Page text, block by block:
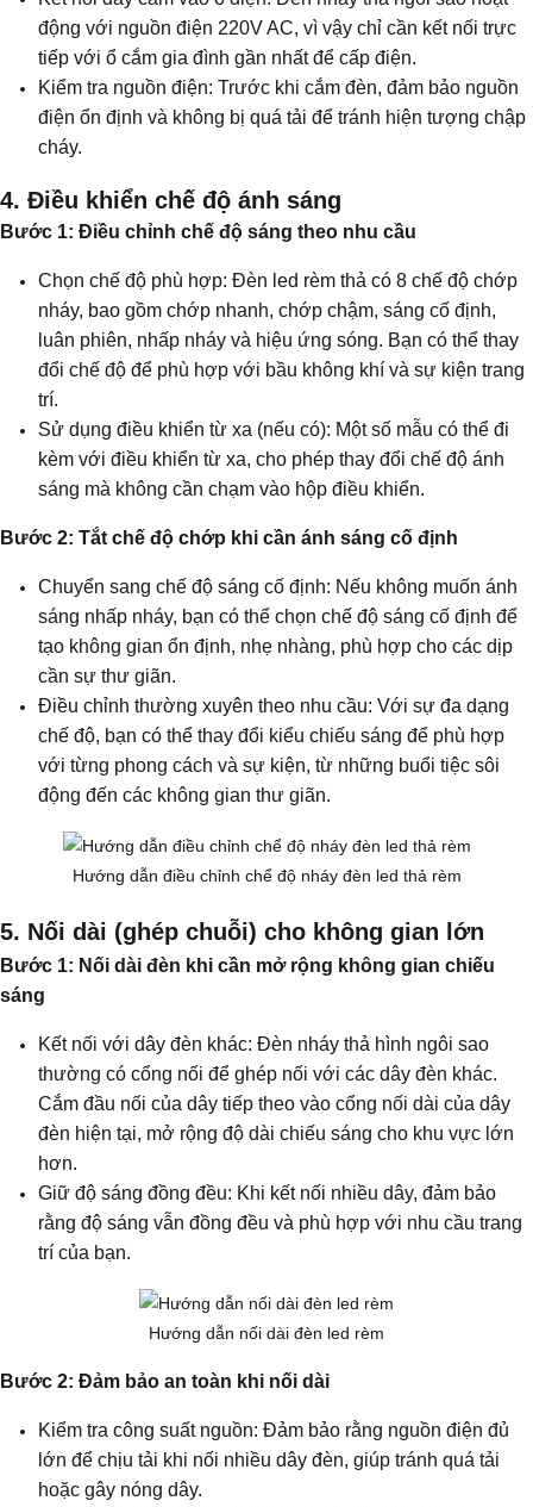
động với nguồn điện 220V AC, vì vậy chỉ cần kết nối trực
tiếp với ổ cắm gia đình gần nhất để cấp điện.
Kiểm tra nguồn điện: Trước khi cắm đèn, đảm bảo nguồn
điện ổn định và không bị quá tải để tránh hiện tượng chập
cháy.
4. Điều khiển chế độ ánh sáng
Bước 1: Điều chỉnh chế độ sáng theo nhu cầu
Chọn chế độ phù hợp: Đèn led rèm thả có 8 chế độ chớp
nháy, bao gồm chớp nhanh, chớp chậm, sáng cố định,
luân phiên, nhấp nháy và hiệu ứng sóng. Bạn có thể thay
đổi chế độ để phù hợp với bầu không khí và sự kiện trang
trí.
Sử dụng điều khiển từ xa (nếu có): Một số mẫu có thể đi
kèm với điều khiển từ xa, cho phép thay đổi chế độ ánh
sáng mà không cần chạm vào hộp điều khiển.
Bước 2: Tắt chế độ chớp khi cần ánh sáng cố định
Chuyển sang chế độ sáng cố định: Nếu không muốn ánh
sáng nhấp nháy, bạn có thể chọn chế độ sáng cố định để
tạo không gian ổn định, nhẹ nhàng, phù hợp cho các dịp
cần sự thư giãn.
Điều chỉnh thường xuyên theo nhu cầu: Với sự đa dạng
chế độ, bạn có thể thay đổi kiểu chiếu sáng để phù hợp
với từng phong cách và sự kiện, từ những buổi tiệc sôi
động đến các không gian thư giãn.
Hướng dẫn điều chỉnh chể độ nháy đèn led thả rèm
5. Nối dài (ghép chuỗi) cho không gian lớn
Bước 1: Nối dài đèn khi cần mở rộng không gian chiếu
sáng
Kết nối với dây đèn khác: Đèn nháy thả hình ngôi sao
thường có cổng nối để ghép nối với các dây đèn khác.
Cắm đầu nối của dây tiếp theo vào cổng nối dài của dây
đèn hiện tại, mở rộng độ dài chiếu sáng cho khu vực lớn
hơn.
Giữ độ sáng đồng đều: Khi kết nối nhiều dây, đảm bảo
rằng độ sáng vẫn đồng đều và phù hợp với nhu cầu trang
trí của bạn.
Hướng dẫn nối dài đèn led rèm
Bước 2: Đảm bảo an toàn khi nối dài
Kiểm tra công suất nguồn: Đảm bảo rằng nguồn điện đủ
lớn để chịu tải khi nối nhiều dây đèn, giúp tránh quá tải
hoặc gây nóng dây.